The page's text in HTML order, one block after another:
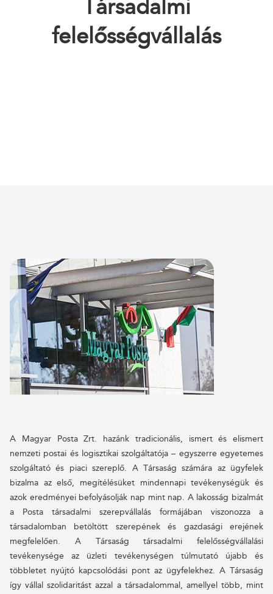
Társadalmi
felelősségvállalás
A Magyar Posta Zrt. hazánk tradicionális, ismert és elismert
nemzeti postai és logisztikai szolgáltatója – egyszerre egyetemes
szolgáltató és piaci szereplő. A Társaság számára az ügyfelek
bizalma az első, megítélésüket mindennapi tevékenységük és
azok eredményei befolyásolják nap mint nap. A lakosság bizalmát
a Posta társadalmi szerepvállalás formájában viszonozza a
társadalomban betöltött szerepének és gazdasági erejének
megfelelően. A Társaság társadalmi felelősségvállalási
tevékenysége az üzleti tevékenységen túlmutató újabb és
többletet nyújtó kapcsolódási pont az ügyfelekhez. A Társaság
így vállal szolidaritást azzal a társadalommal, amellyel több, mint